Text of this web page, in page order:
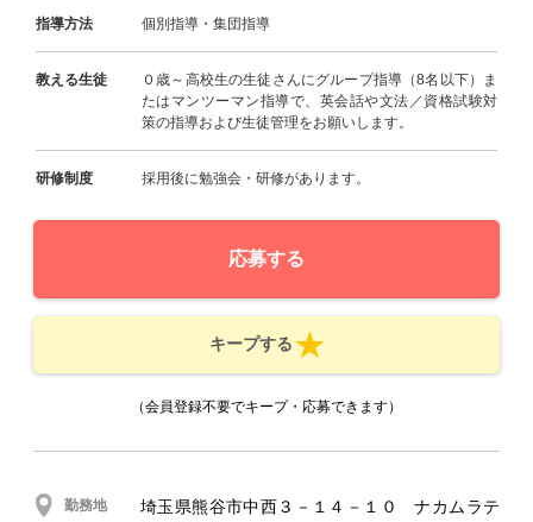
指導方法 個別指導・集団指導
教える生徒
０歳～高校生の生徒さんにグループ指導（8名以下）ま
たはマンツーマン指導で、英会話や文法／資格試験対
策の指導および生徒管理をお願いします。
研修制度 採用後に勉強会・研修があります。
応募する
キープする
（会員登録不要でキープ・応募できます）
勤務地
埼玉県熊谷市中西３－１４－１０ ナカムラテ